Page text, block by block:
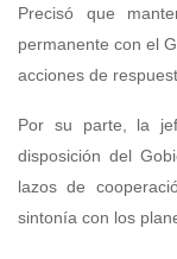
Precisó que
permanente con el
acciones de
Por su parte, la
disposición del
lazos de
sintonía con los